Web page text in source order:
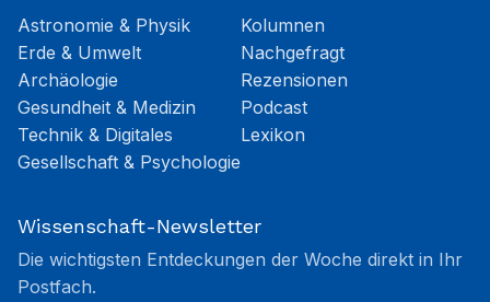
Astronomie & Physik
Erde & Umwelt
Archäologie
Gesundheit & Medizin
Technik & Digitales
Gesellschaft & Psychologie
Kolumnen
Nachgefragt
Rezensionen
Podcast
Lexikon
Wissenschaft-Newsletter
Die wichtigsten Entdeckungen der Woche direkt in Ihr
Postfach.